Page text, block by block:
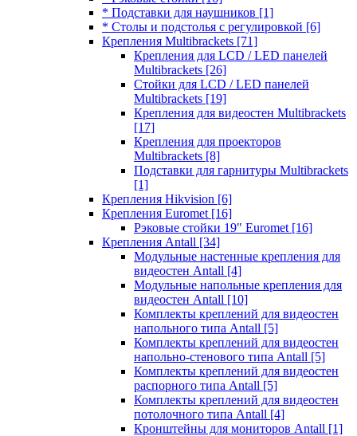
* Подставки для наушников [1]
* Столы и подстолья с регулировкой [6]
Крепления Multibrackets [71]
Крепления для LCD / LED панелей
Multibrackets [26]
Стойки для LCD / LED панелей
Multibrackets [19]
Крепления для видеостен Multibrackets
[17]
Крепления для проекторов
Multibrackets [8]
Подставки для гарнитуры Multibrackets
[1]
Крепления Hikvision [6]
Крепления Euromet [16]
Рэковые стойки 19" Euromet [16]
Крепления Antall [34]
Модульные настенные крепления для
видеостен Antall [4]
Модульные напольные крепления для
видеостен Antall [10]
Комплекты креплений для видеостен
напольного типа Antall [5]
Комплекты креплений для видеостен
напольно-стенового типа Antall [5]
Комплекты креплений для видеостен
распорного типа Antall [5]
Комплекты креплений для видеостен
потолочного типа Antall [4]
Кронштейны для мониторов Antall [1]